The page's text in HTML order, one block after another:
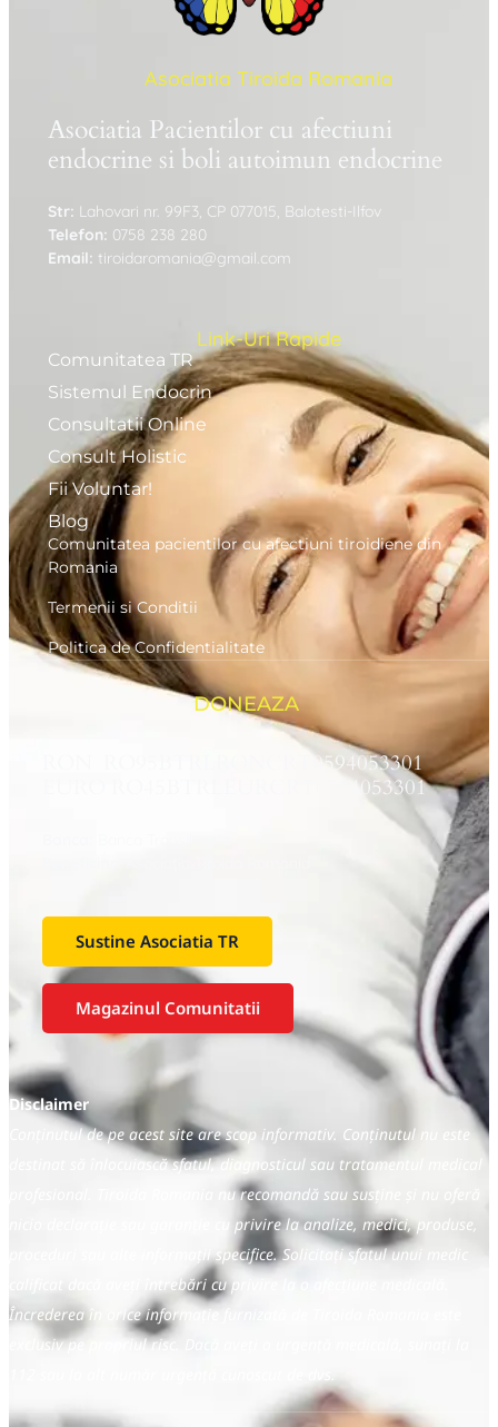
Asociatia Tiroida Romania
Asociatia Pacientilor cu afectiuni
endocrine si boli autoimun endocrine
Str: Lahovari nr. 99F3, CP 077015, Balotesti-Ilfov
Telefon: 0758 238 280
Email: tiroidaromania@gmail.com
Link-Uri Rapide
Comunitatea TR
Sistemul Endocrin
Consultatii Online
Consult Holistic
Fii Voluntar!
Blog
Comunitatea pacientilor cu afectiuni tiroidiene din
Romania
Termenii si Conditii
Politica de Confidentialitate
DONEAZA
RON RO95BTRLRONCRT0594053301
EURO RO45BTRLEURCRT0594053301
Sustine Asociatia TR
Magazinul Comunitatii
Disclaimer
Conținutul de pe acest site are scop informativ. Conținutul nu este
destinat să înlocuiască sfatul, diagnosticul sau tratamentul medical
profesional. Tiroida Romania nu recomandă sau susține și nu oferă
nicio declarație sau garanție cu privire la analize, medici, produse,
proceduri sau alte informații specifice. Solicitați sfatul unui medic
calificat dacă aveți întrebări cu privire la o afecțiune medicală.
Încrederea în orice informație furnizată de Tiroida Romania este
exclusiv pe propriul risc. Dacă aveți o urgență medicală, sunați la